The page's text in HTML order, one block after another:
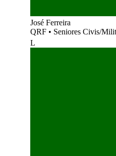
José Ferreira
QRF • Seniores Civis/
L